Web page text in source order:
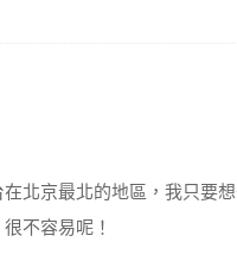
北京最北的地區，我只要
不容易呢！